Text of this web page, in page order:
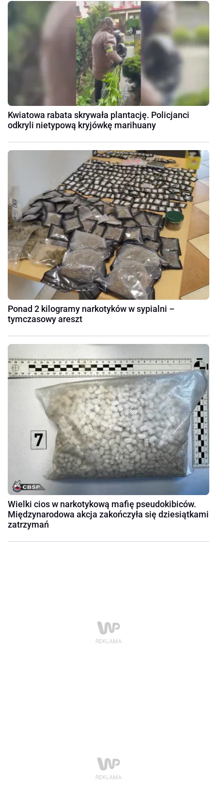
Kwiatowa rabata skrywała plantację. Policjanci
odkryli nietypową kryjówkę marihuany
Ponad 2 kilogramy narkotyków w sypialni –
tymczasowy areszt
Wielki cios w narkotykową mafię pseudokibiców.
Międzynarodowa akcja zakończyła się dziesiątkami
zatrzymań